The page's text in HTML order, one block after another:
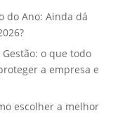
do Ano: Ainda dá
o que todo
a empresa e
escolher a melhor